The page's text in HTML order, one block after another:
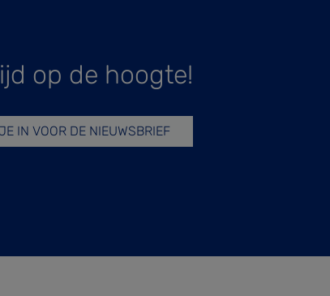
op de hoogte!
IN VOOR DE NIEUWSBRIEF